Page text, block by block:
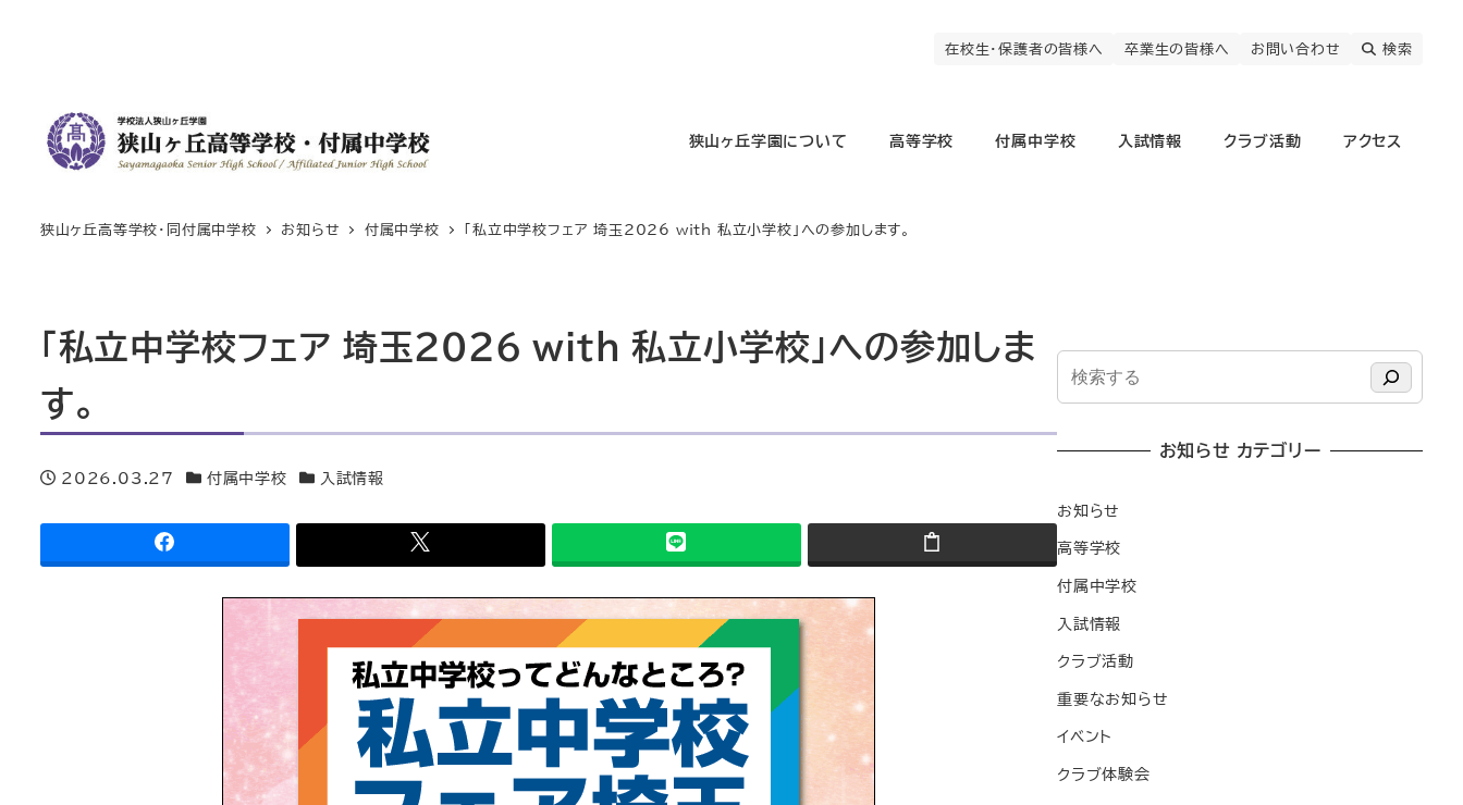
在校生・保護者の皆様へ 卒業生の皆様へ お問い合わせ 検索
狭山ヶ丘学園について 高等学校 付属中学校 入試情報 クラブ活動 アクセス
狭山ヶ丘高等学校・同付属中学校 お知らせ 付属中学校 「私立中学校フェア 埼玉2026 with 私立小学校」への参加します。
「私立中学校フェア 埼玉2026 with 私立小学校」への参加しま
す。
投稿日
2026.03.27
カテゴリー
付属中学校
カテゴリー
入試情報
お知らせ カテゴリー
お知らせ
高等学校
付属中学校
入試情報
クラブ活動
重要なお知らせ
イベント
クラブ体験会